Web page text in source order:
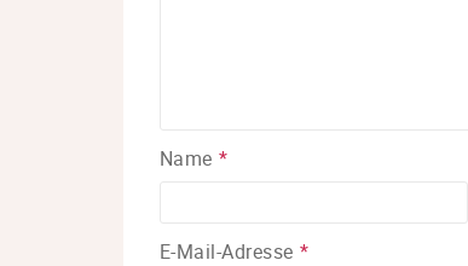
Name*
E-Mail-Adresse *